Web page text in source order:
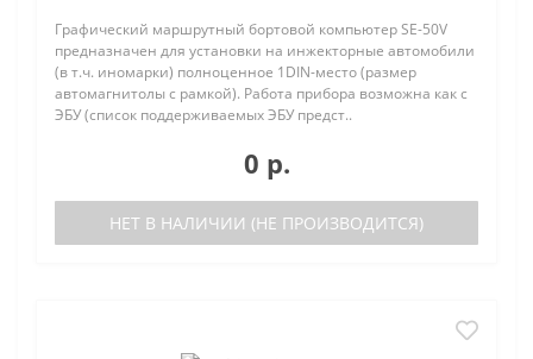
Графический маршрутный бортовой компьютер SE-50V
предназначен для установки на инжекторные автомобили
(в т.ч. иномарки) полноценное 1DIN-место (размер
автомагнитолы с рамкой). Работа прибора возможна как с
ЭБУ (список поддерживаемых ЭБУ предст..
0 р.
НЕТ В НАЛИЧИИ (НЕ ПРОИЗВОДИТСЯ)